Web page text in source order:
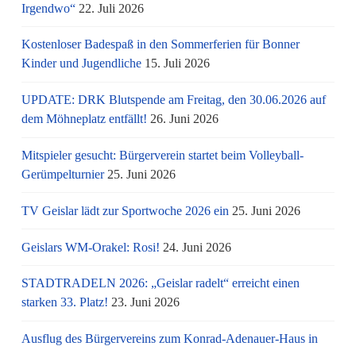
Irgendwo“ 22. Juli 2026
Kostenloser Badespaß in den Sommerferien für Bonner
Kinder und Jugendliche 15. Juli 2026
UPDATE: DRK Blutspende am Freitag, den 30.06.2026 auf
dem Möhneplatz entfällt! 26. Juni 2026
Mitspieler gesucht: Bürgerverein startet beim Volleyball-
Gerümpelturnier 25. Juni 2026
TV Geislar lädt zur Sportwoche 2026 ein 25. Juni 2026
Geislars WM-Orakel: Rosi! 24. Juni 2026
STADTRADELN 2026: „Geislar radelt“ erreicht einen
starken 33. Platz! 23. Juni 2026
Ausflug des Bürgervereins zum Konrad-Adenauer-Haus in